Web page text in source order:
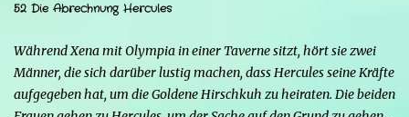
52 Die Abrechnung Hercules
Während Xena mit Olympia in einer Taverne sitzt, hört sie zwei
Männer, die sich darüber lustig machen, dass Hercules seine Kräfte
aufgegeben hat, um die Goldene Hirschkuh zu heiraten. Die beiden